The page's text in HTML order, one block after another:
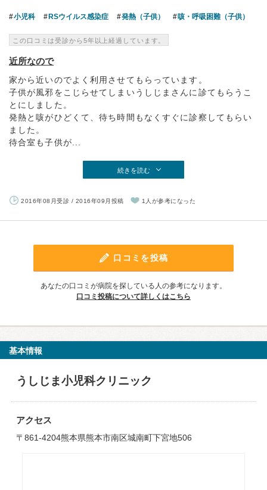
小児科 RSウイルス感染症 発熱（子供） 咳・呼吸困難（子供）
この口コミは受診から5年以上経過しています。
近所なので
家から近いのでよく利用させてもらっています。
子供が風邪をこじらせてしまいうしじまさんに診てもらうこ
とにしました。
発熱と咳がひどくて、待ち時間もなくすぐに診察してもらい
ました。
待合室も子供が...
続きを読む
2016年08月受診 / 2016年09月投稿 1人が参考になった
口コミを投稿
あなたの口コミが病院を探している人の参考になります。
口コミ投稿について詳しくはこちら
基本情報
うしじま小児科クリニック
アクセス
〒861-4204熊本県熊本市南区城南町下宮地506